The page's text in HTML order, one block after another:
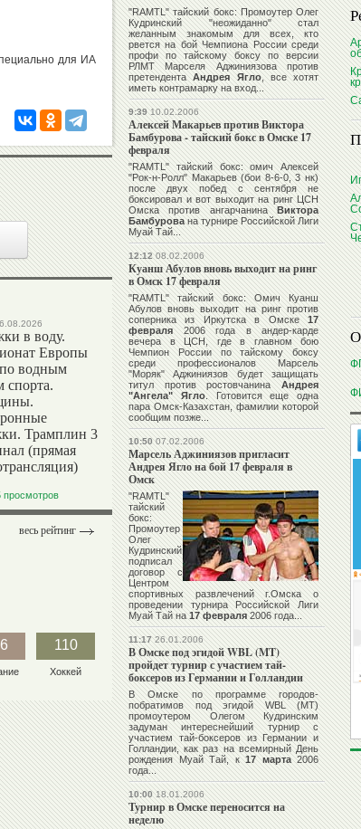
для ИА
в воду.
Европы
водным
спорта.
Трамплин 3
(прямая
просмотров
весь рейтинг
110
Хоккей
"RAMTL" тайский бокс: ПромоутерОлег
Кудринский"неожиданно" стал
желанным знакомым для всех, кто
рвется на бой Чемпиона России среди
профи по тайскому боксу по версии
РЛМТМарселя Аджиниязовапротив
претендентаАндрея Ягло, все хотят
иметь контрамарку на вход...
9:3910.02.2006
Алексей Макарьев против Виктора
Бамбурова - тайский бокс в Омске 17
февраля
"RAMTL" тайский бокс: омичАлексей
"Рок-н-Ролл" Макарьев(бои 8-6-0, 3 нк)
после двух побед с сентября не
боксировал и вот выходит на ринг ЦСН
Омска против ангарчанинаВиктора
Бамбурована турнире Российской Лиги
Муай Тай...
12:1208.02.2006
Куанш Абулов вновь выходит на ринг
в Омск 17 февраля
"RAMTL" тайский бокс: ОмичКуанш
Абуловвновь выходит на ринг против
соперника из Иркутска в Омске17
февраля2006 года в андер-карде
вечера в ЦСН, где в главном бою
Чемпион России по тайскому боксу
среди профессионаловМарсель
"Моряк" Аджиниязовбудет защищать
титул против ростовчанинаАндрея
"Ангела" Ягло. Готовится еще одна
пара Омск-Казахстан, фамилии которой
сообщим позже...
10:5007.02.2006
Марсель Аджиниязов пригласит
Андрея Ягло на бой 17 февраля в
Омск
"RAMTL"
тайский
бокс:
Промоутер
Олег
Кудринский
подписал
договор с
Центром
спортивных развлечений г.Омска о
проведении турнира Российской Лиги
Муай Тай на17 февраля2006 года...
11:1726.01.2006
В Омске под эгидой WBL (MT)
пройдет турнир с участием тай-
боксеров из Германии и Голландии
В Омске по программе городов-
побратимов под эгидой WBL (MT)
промоутеромОлегом Кудринским
задуман интереснейший турнир с
участием тай-боксеров из Германии и
Голландии, как раз на всемирный День
рождения Муай Тай, к17 марта2006
года...
10:0018.01.2006
Турнир в Омске переносится на
неделю